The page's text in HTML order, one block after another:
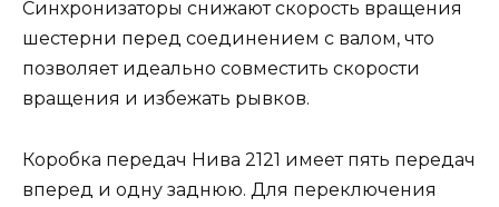
Синхронизаторы снижают скорость вращения
шестерни перед соединением с валом, что
позволяет идеально совместить скорости
вращения и избежать рывков.
Коробка передач Нива 2121 имеет пять передач
вперед и одну заднюю. Для переключения